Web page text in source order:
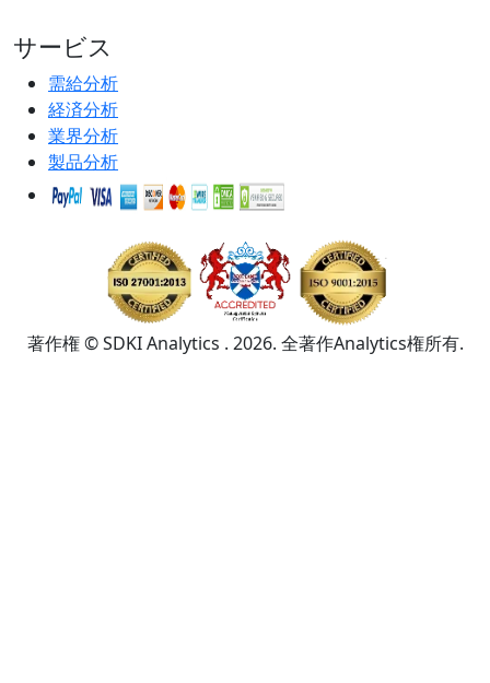
サービス
需給分析
経済分析
業界分析
製品分析
著作権 © SDKI Analytics . 2026. 全著作Analytics権所有.